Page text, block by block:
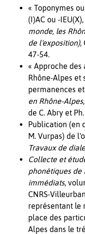
« Toponymes
(I)AC ou -
monde, les
de l'exposition),
47-54.
« Approche
Rhône-Alpes et
permanences
en Rhône-Alpes
de C. Abry et
Publication (en
M. Vurpas) de
Travaux de
Collecte et
phonétiques de
immédiats,
CNRS-
représentant le
place des
Alpes dans le